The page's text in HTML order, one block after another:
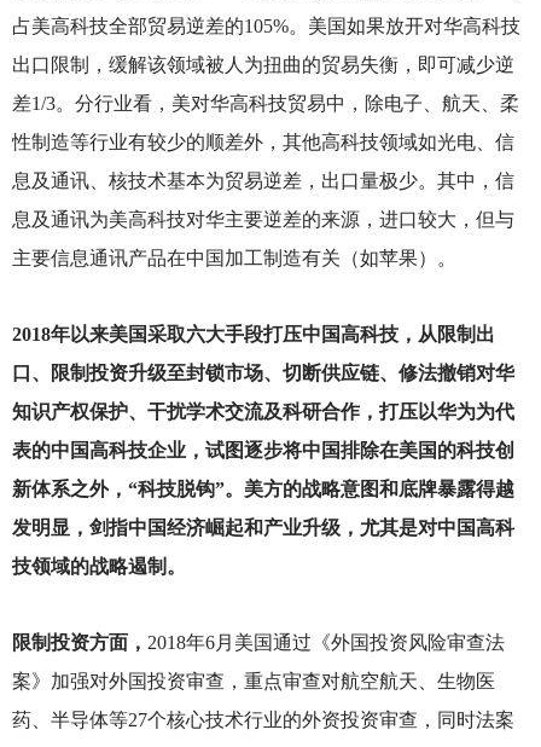
占美高科技全部贸易逆差的105%。美国如果放开对华高科技
出口限制，缓解该领域被人为扭曲的贸易失衡，即可减少逆
差1/3。分行业看，美对华高科技贸易中，除电子、航天、柔
性制造等行业有较少的顺差外，其他高科技领域如光电、信
息及通讯、核技术基本为贸易逆差，出口量极少。其中，信
息及通讯为美高科技对华主要逆差的来源，进口较大，但与
主要信息通讯产品在中国加工制造有关（如苹果）。
2018年以来美国采取六大手段打压中国高科技，从限制出
口、限制投资升级至封锁市场、切断供应链、修法撤销对华
知识产权保护、干扰学术交流及科研合作，打压以华为为代
表的中国高科技企业，试图逐步将中国排除在美国的科技创
新体系之外，“科技脱钩”。美方的战略意图和底牌暴露得越
发明显，剑指中国经济崛起和产业升级，尤其是对中国高科
技领域的战略遏制。
限制投资方面， 2018年6月美国通过《外国投资风险审查法
案》加强对外国投资审查，重点审查对航空航天、生物医
药、半导体等27个核心技术行业的外资投资审查，同时法案